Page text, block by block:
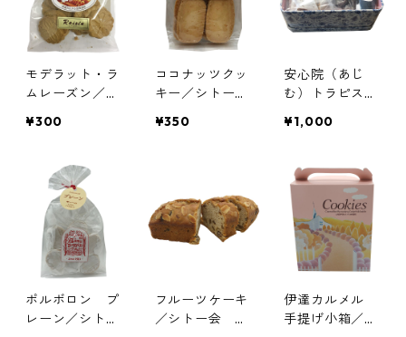
モデラット・ラ
ムレーズン／伊
道院
¥300
ココナッツクッ
キー／シトー
じむ）トラピス
¥350
安心院（あじ
む）トラピスチ
子詰め合わせ2
形（LIG-CAN
1）／黒糖のど
じまん、黒糖ク
ッキー
¥1,000
ポルボロン プ
レーン／シトー
フルーツケーキ
／シトー会 安
伊達カルメル
手提げ小箱／伊